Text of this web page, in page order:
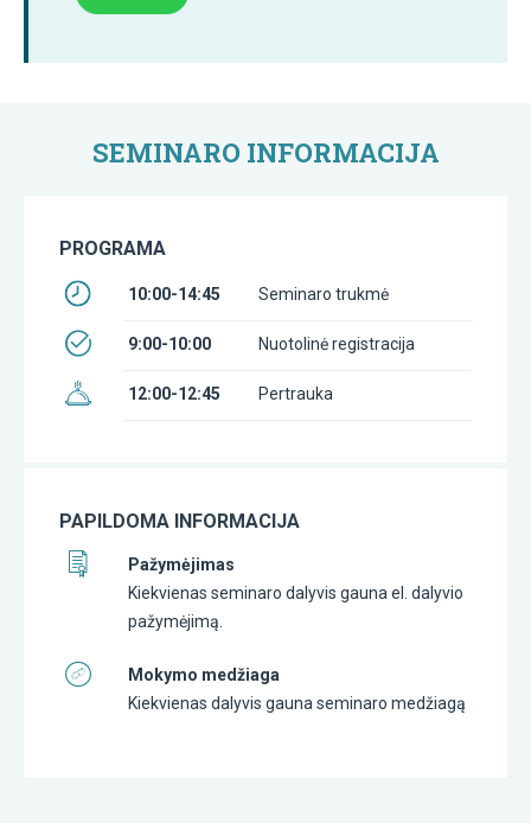
SEMINARO INFORMACIJA
PROGRAMA
10:00-14:45 Seminaro trukmė
9:00-10:00 Nuotolinė registracija
12:00-12:45 Pertrauka
PAPILDOMA INFORMACIJA
Pažymėjimas
Kiekvienas seminaro dalyvis gauna el. dalyvio
pažymėjimą.
Mokymo medžiaga
Kiekvienas dalyvis gauna seminaro medžiagą